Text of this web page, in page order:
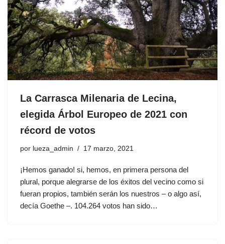
La Carrasca Milenaria de Lecina,
elegida Árbol Europeo de 2021 con
récord de votos
por lueza_admin 17 marzo, 2021
¡Hemos ganado! si, hemos, en primera persona del
plural, porque alegrarse de los éxitos del vecino como si
fueran propios, también serán los nuestros – o algo así,
decía Goethe –. 104.264 votos han sido…